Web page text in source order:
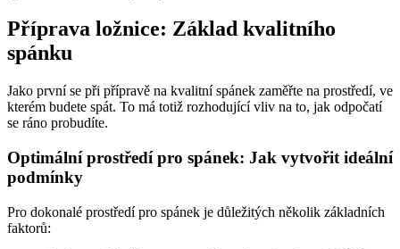
Příprava ložnice: Základ kvalitního
spánku
Jako první se při přípravě na kvalitní spánek zaměřte na prostředí, ve
kterém budete spát. To má totiž rozhodující vliv na to, jak odpočatí
se ráno probudíte.
Optimální prostředí pro spánek: Jak vytvořit ideální
podmínky
Pro dokonalé prostředí pro spánek je důležitých několik základních
faktorů: